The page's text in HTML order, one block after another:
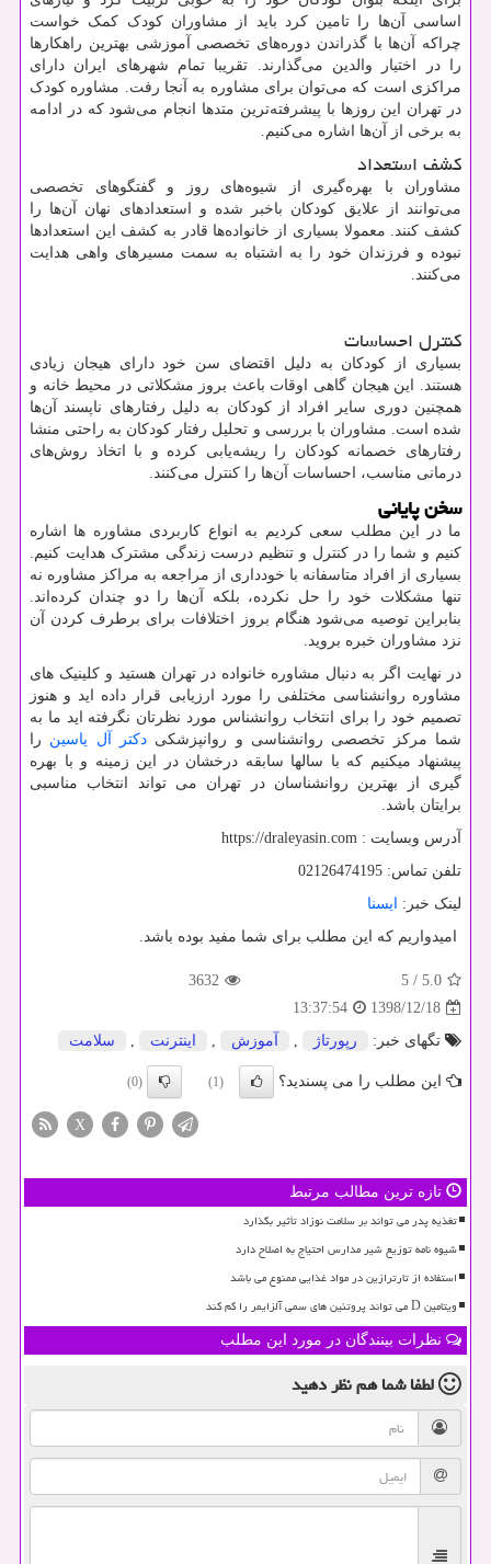
اساسی آن‌ها را تامین کرد باید از مشاوران کودک کمک خواست
چراکه آن‌ها با گذراندن دوره‌های تخصصی آموزشی بهترین راهکارها
را در اختیار والدین می‌گذارند. تقریبا تمام شهرهای ایران دارای
مراکزی است که می‌توان برای مشاوره به آنجا رفت. مشاوره کودک
در تهران این روزها با پیشرفته‌ترین متدها انجام می‌شود که در ادامه
به برخی از آن‌ها اشاره می‌کنیم.
کشف استعداد
مشاوران با بهره‌گیری از شیوه‌های روز و گفتگوهای تخصصی
می‌توانند از علایق کودکان باخبر شده و استعدادهای نهان آن‌ها را
کشف کنند. معمولا بسیاری از خانواده‌ها قادر به کشف این استعدادها
نبوده و فرزندان خود را به اشتباه به سمت مسیرهای واهی هدایت
می‌کنند.
کنترل احساسات
بسیاری از کودکان به دلیل اقتضای سن خود دارای هیجان زیادی
هستند. این هیجان گاهی اوقات باعث بروز مشکلاتی در محیط خانه و
همچنین دوری سایر افراد از کودکان به دلیل رفتارهای ناپسند آن‌ها
شده است. مشاوران با بررسی و تحلیل رفتار کودکان به راحتی منشا
رفتارهای خصمانه کودکان را ریشه‌یابی کرده و با اتخاذ روش‌های
درمانی مناسب، احساسات آن‌ها را کنترل می‌کنند.
سخن پایانی
ما در این مطلب سعی کردیم به انواع کاربردی مشاوره ‌ها اشاره
کنیم و شما را در کنترل و تنظیم درست زندگی مشترک هدایت کنیم.
بسیاری از افراد متاسفانه با خودداری از مراجعه به مراکز مشاوره نه
تنها مشکلات خود را حل نکرده، بلکه آن‌ها را دو چندان کرده‌اند.
بنابراین توصیه می‌شود هنگام بروز اختلافات برای برطرف کردن آن
نزد مشاوران خبره بروید.
در نهایت اگر به دنبال مشاوره خانواده در تهران هستید و کلینیک های
مشاوره روانشناسی مختلفی را مورد ارزیابی قرار داده اید و هنوز
تصمیم خود را برای انتخاب روانشناس مورد نظرتان نگرفته اید ما به
شما مرکز تخصصی روانشناسی و روانپزشکی دکتر آل یاسین را
پیشنهاد میکنیم که با سالها سابقه درخشان در این زمینه و با بهره
گیری از بهترین روانشناسان در تهران می تواند انتخاب مناسبی
برایتان باشد.
آدرس وبسایت : https://draleyasin.com
تلفن تماس: 02126474195
لینک خبر: ایسنا
امیدواریم که این مطلب برای شما مفید بوده باشد.
5.0
/
5
3632
1398/12/18
13:37:54
تگهای خبر:
رپورتاژ , آموزش , اینترنت , سلامت
این مطلب را می پسندید؟ (1)
(0)
X
تازه ترین مطالب مرتبط
تغذیه پدر می تواند بر سلامت نوزاد تأثیر بگذارد
شیوه نامه توزیع شیر مدارس احتیاج به اصلاح دارد
استفاده از تارترازین در مواد غذایی ممنوع می باشد
ویتامین D می تواند پروتئین های سمی آلزایمر را کم کند
نظرات بینندگان در مورد این مطلب
لطفا شما همنظر دهید